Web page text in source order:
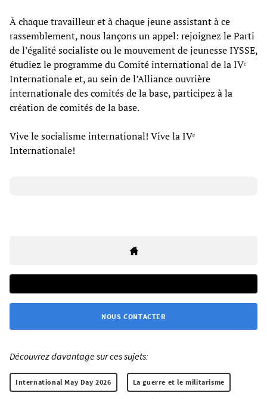
À chaque travailleur et à chaque jeune assistant à ce
rassemblement, nous lançons un appel: rejoignez le Parti
de l’égalité socialiste ou le mouvement de jeunesse IYSSE,
étudiez le programme du Comité international de la IVᵉ
Internationale et, au sein de l’Alliance ouvrière
internationale des comités de la base, participez à la
création de comités de la base.
Vive le socialisme international! Vive la IVᵉ
Internationale!
NOUS CONTACTER
Découvrez davantage sur ces sujets:
International May Day 2026 La guerre et le militarisme